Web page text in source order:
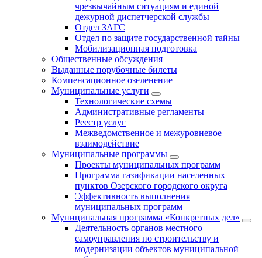
чрезвычайным ситуациям и единой
дежурной диспетчерской службы
Отдел ЗАГС
Отдел по защите государственной тайны
Мобилизационная подготовка
Общественные обсуждения
Выданные порубочные билеты
Компенсационное озеленение
Муниципальные услуги
Технологические схемы
Административные регламенты
Реестр услуг
Межведомственное и межуровневое
взаимодействие
Муниципальные программы
Проекты муниципальных программ
Программа газификации населенных
пунктов Озерского городского округа
Эффективность выполнения
муниципальных программ
Муниципальная программа «Конкретных дел»
Деятельность органов местного
самоуправления по строительству и
модернизации объектов муниципальной